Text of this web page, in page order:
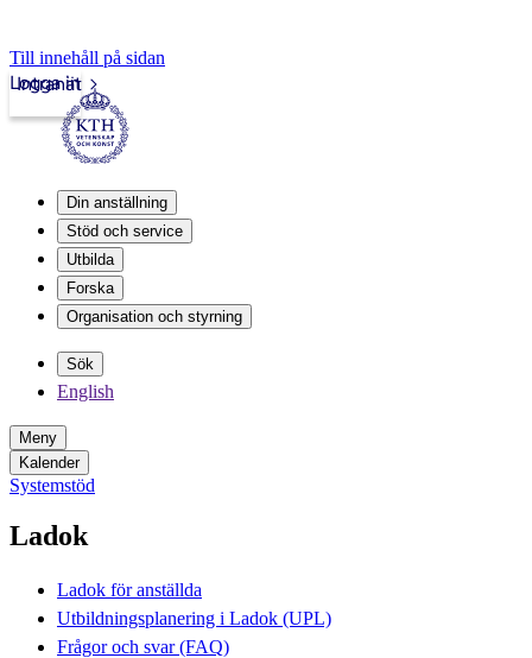
Till innehåll på sidan
Intranät
Logga in
Din anställning
Stöd och service
Utbilda
Forska
Organisation och styrning
Sök
English
Meny
Kalender
Systemstöd
Ladok
Ladok för anställda
Utbildningsplanering i Ladok (UPL)
Frågor och svar (FAQ)